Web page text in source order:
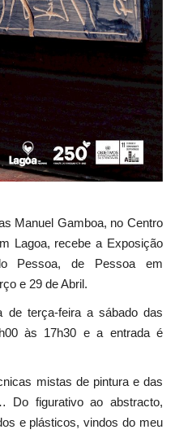
Manuel Gamboa, no Centro
Lagoa, recebe a Exposição
Pessoa, de Pessoa em
e 29 de Abril.
de terça-feira a sábado das
às 17h30 e a entrada é
mistas de pintura e das
Do figurativo ao abstracto,
e plásticos, vindos do meu